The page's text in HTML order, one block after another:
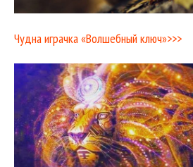
Чудна играчка «Волшебный ключ»>>>